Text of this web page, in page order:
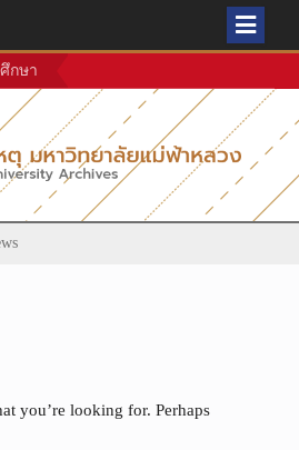
กษา
you’re looking for. Perhaps